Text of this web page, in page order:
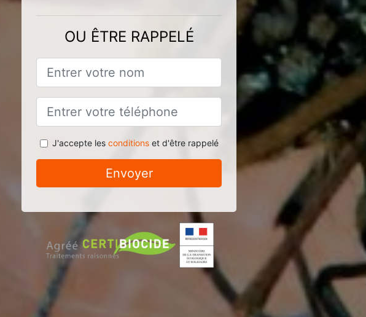
OU ÊTRE RAPPELÉ
J'accepte les conditionset d'être rappelé
Envoyer